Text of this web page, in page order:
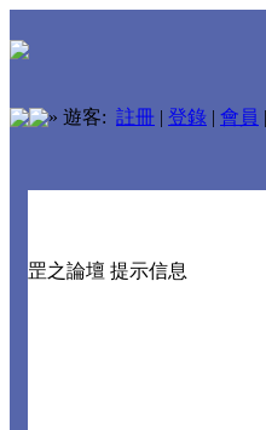
» 遊客: 註冊 | 登錄 | 會員 |
罡之論壇 提示信息